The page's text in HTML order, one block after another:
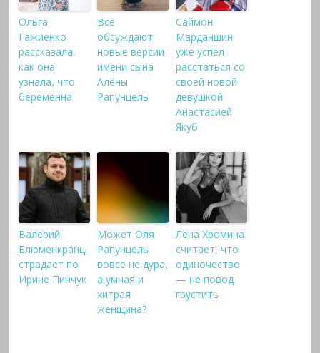
Ольга
Гажиенко
рассказала,
как она
узнала, что
беременна
Все
обсуждают
новые версии
имени сына
Алёны
Рапунцель
Саймон
Марданшин
уже успел
расстаться со
своей новой
девушкой
Анастасией
Якуб
Валерий
Блюменкранц
страдает по
Ирине Пинчук
Может Оля
Рапунцель
вовсе не дура,
а умная и
хитрая
женщина?
Лена Хромина
считает, что
одиночество
— не повод
грустить